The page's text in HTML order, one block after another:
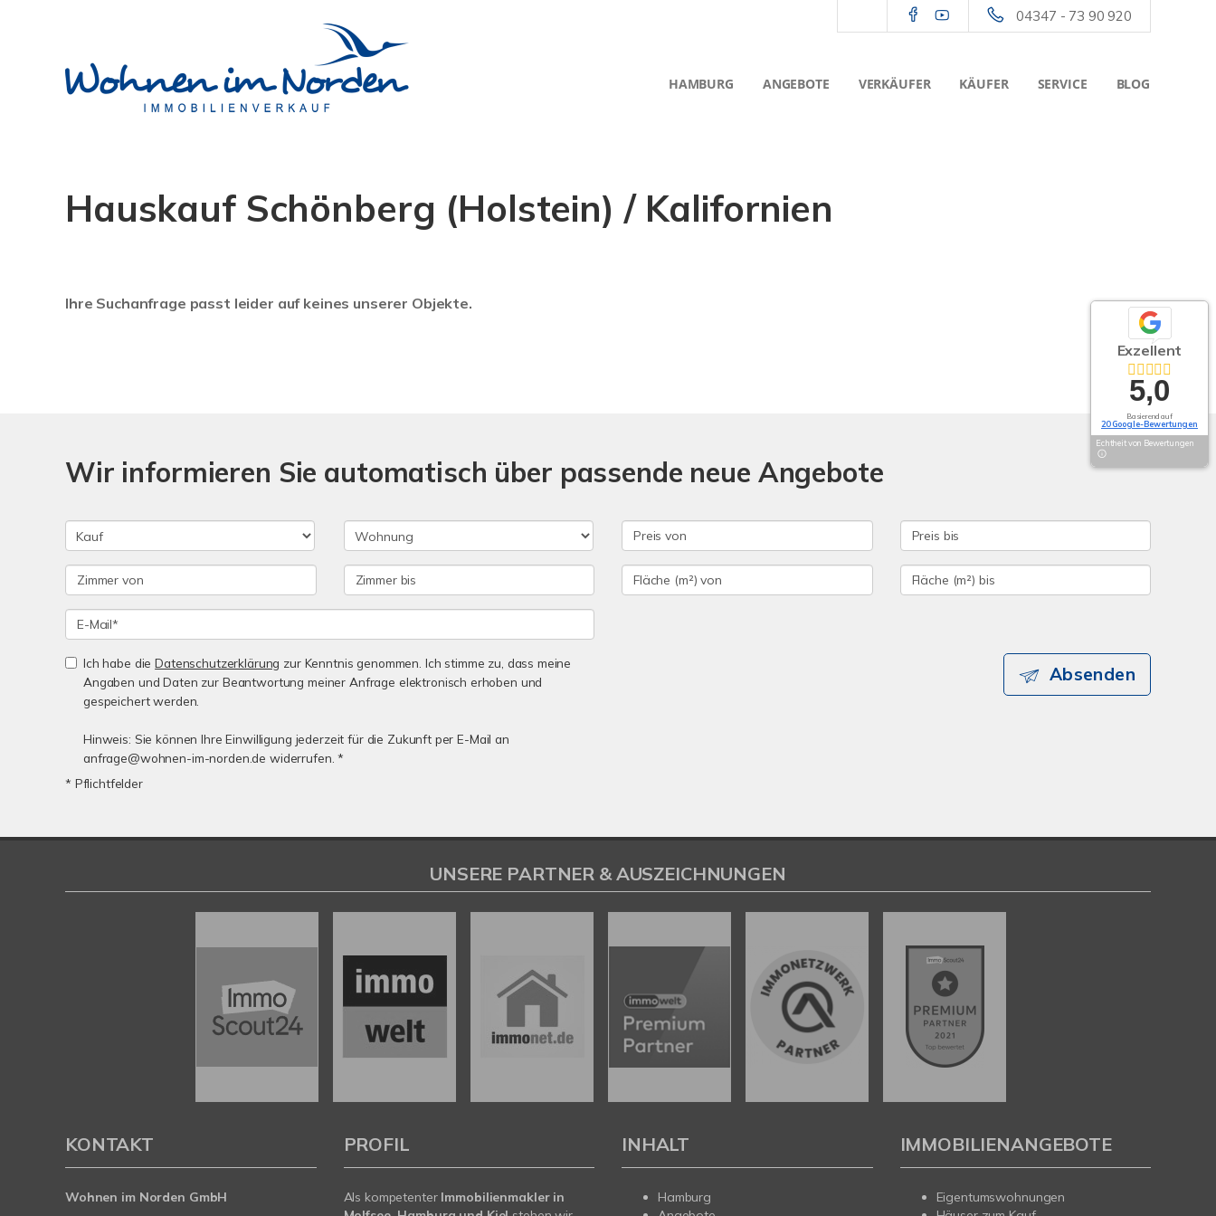
04347 - 73 90 920
HAMBURG ANGEBOTE VERKÄUFER KÄUFER SERVICE BLOG
Hauskauf Schönberg (Holstein) / Kalifornien
Ihre Suchanfrage passt leider auf keines unserer Objekte.
Wir informieren Sie automatisch über passende neue Angebote
Ich habe dieDatenschutzerklärung zur Kenntnis genommen. Ich stimme zu, dass meine
Angaben und Daten zur Beantwortung meiner Anfrage elektronisch erhoben und
gespeichert werden.
Hinweis: Sie können Ihre Einwilligung jederzeit für die Zukunft per E-Mail an
anfrage@wohnen-im-norden.de widerrufen. *
* Pflichtfelder
Absenden
Exzellent
5,0
Basierend auf
20 Google-Bewertungen
Echtheit von Bewertungen
UNSERE PARTNER & AUSZEICHNUNGEN
KONTAKT
Wohnen im Norden GmbH
PROFIL
Als kompetenter Immobilienmakler in
INHALT
Hamburg
IMMOBILIENANGEBOTE
Eigentumswohnungen